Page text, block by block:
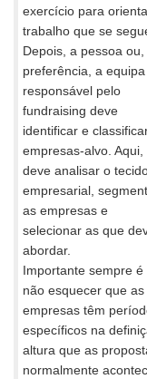
exercício para
trabalho que se
Depois, a pessoa ou,
preferência, a equipa
responsável pelo
fundraising deve
identificar e
empresas-alvo. Aqui,
deve analisar o
empresarial,
as empresas e
selecionar as que
abordar.
Importante sempre é
não esquecer que as
empresas têm
específicos na
altura que as
normalmente